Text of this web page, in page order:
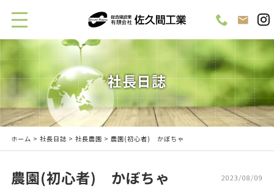
社長日誌
ホーム > 社長日誌 > 社長農園 > 農園(初心者) かぼちゃ
農園(初心者) かぼちゃ 2023/08/09